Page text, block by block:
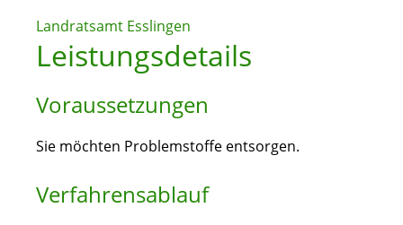
Landratsamt Esslingen
Leistungsdetails
Voraussetzungen
Sie möchten Problemstoffe entsorgen.
Verfahrensablauf